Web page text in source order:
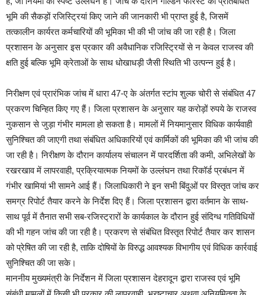
भूमि की सैकड़ों रजिस्ट्रियां किए जाने की जानकारी भी प्राप्त हुई है, जिसमें
तत्कालीन कार्यरत कर्मचारियों की भूमिका भी की भी जांच की जा रही है। जिला
प्रशासन के अनुसार इस प्रकार की अवैधानिक रजिस्ट्रियों से न केवल राजस्व की
क्षति हुई बल्कि भूमि क्रेताओं के साथ धोखाधड़ी जैसी स्थिति भी उत्पन्न हुई है।
निरीक्षण एवं प्रारंभिक जांच में धारा 47-ए के अंतर्गत स्टांप शुल्क चोरी से संबंधित 47
प्रकरण चिन्हित किए गए हैं। जिला प्रशासन के अनुसार यह करोड़ों रुपये के राजस्व
नुकसान से जुड़ा गंभीर मामला हो सकता है। मामलों में नियमानुसार विधिक कार्यवाही
सुनिश्चित की जाएगी तथा संबंधित अधिकारियों एवं कार्मिकों की भूमिका की भी जांच की
जा रही है। निरीक्षण के दौरान कार्यालय संचालन में पारदर्शिता की कमी, अभिलेखों के
रखरखाव में लापरवाही, प्रक्रियात्मक नियमों के उल्लंघन तथा रिकॉर्ड प्रबंधन में
गंभीर खामियां भी सामने आई हैं। जिलाधिकारी ने इन सभी बिंदुओं पर विस्तृत जांच कर
समग्र रिपोर्ट तैयार करने के निर्देश दिए हैं। जिला प्रशासन द्वारा वर्तमान के साथ-
साथ पूर्व में तैनात सभी सब-रजिस्ट्रारों के कार्यकाल के दौरान हुई संदिग्ध गतिविधियों
की भी गहन जांच की जा रही है। प्रकरण से संबंधित विस्तृत रिपोर्ट तैयार कर शासन
को प्रेषित की जा रही है, ताकि दोषियों के विरुद्ध आवश्यक विभागीय एवं विधिक कार्रवाई
सुनिश्चित की जा सके।
माननीय मुख्यमंत्री के निर्देशन में जिला प्रशासन देहरादून द्वारा राजस्व एवं भूमि